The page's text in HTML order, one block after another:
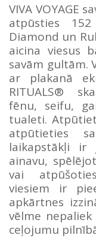
VIVA VOYAGE
atpūsties
Diamond un
aicina viesus
savām gultām.
ar plakanā
RITUALS®
fēnu, seifu,
tualeti.
atpūtieties
laikapstākļi ir
ainavu,
vai
viesiem ir
apkārtnes
vēlme
ceļojumu